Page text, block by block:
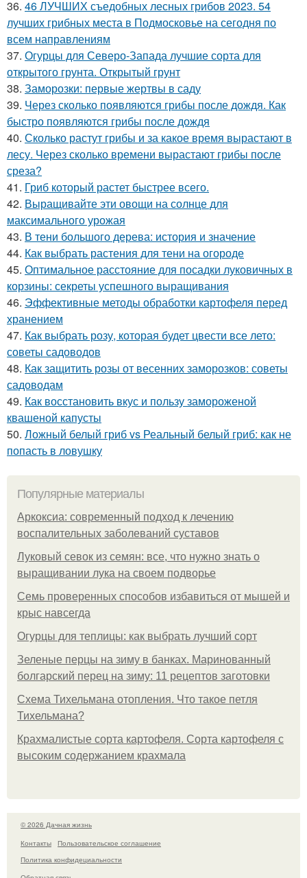
36. 46 ЛУЧШИХ съедобных лесных грибов 2023. 54
лучших грибных места в Подмосковье на сегодня по
всем направлениям
37. Огурцы для Северо-Запада лучшие сорта для
открытого грунта. Открытый грунт
38. Заморозки: первые жертвы в саду
39. Через сколько появляются грибы после дождя. Как
быстро появляются грибы после дождя
40. Сколько растут грибы и за какое время вырастают в
лесу. Через сколько времени вырастают грибы после
среза?
41. Гриб который растет быстрее всего.
42. Выращивайте эти овощи на солнце для
максимального урожая
43. В тени большого дерева: история и значение
44. Как выбрать растения для тени на огороде
45. Оптимальное расстояние для посадки луковичных в
корзины: секреты успешного выращивания
46. Эффективные методы обработки картофеля перед
хранением
47. Как выбрать розу, которая будет цвести все лето:
советы садоводов
48. Как защитить розы от весенних заморозков: советы
садоводам
49. Как восстановить вкус и пользу замороженой
квашеной капусты
50. Ложный белый гриб vs Реальный белый гриб: как не
попасть в ловушку
Популярные материалы
Аркоксиа: современный подход к лечению
воспалительных заболеваний суставов
Луковый севок из семян: все, что нужно знать о
выращивании лука на своем подворье
Семь проверенных способов избавиться от мышей и
крыс навсегда
Огурцы для теплицы: как выбрать лучший сорт
Зеленые перцы на зиму в банках. Маринованный
болгарский перец на зиму: 11 рецептов заготовки
Схема Тихельмана отопления. Что такое петля
Тихельмана?
Крахмалистые сорта картофеля. Сорта картофеля с
высоким содержанием крахмала
© 2026 Дачная жизнь
Контакты
Пользовательское соглашение
Политика конфидециальности